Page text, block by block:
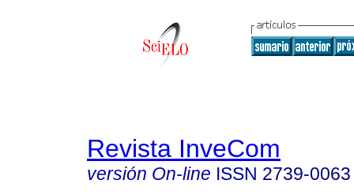
Revista InveCom
versión On-line ISSN 2739-0063